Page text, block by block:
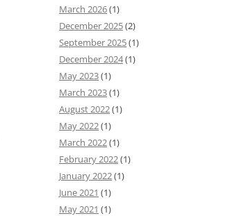
March 2026(1)
December 2025(2)
September 2025(1)
December 2024(1)
May 2023(1)
March 2023(1)
August 2022(1)
May 2022(1)
March 2022(1)
February 2022(1)
January 2022(1)
June 2021 (1)
May 2021 (1)